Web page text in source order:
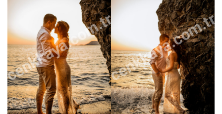
cenkkaya.com.trcenkkaya.com.tr